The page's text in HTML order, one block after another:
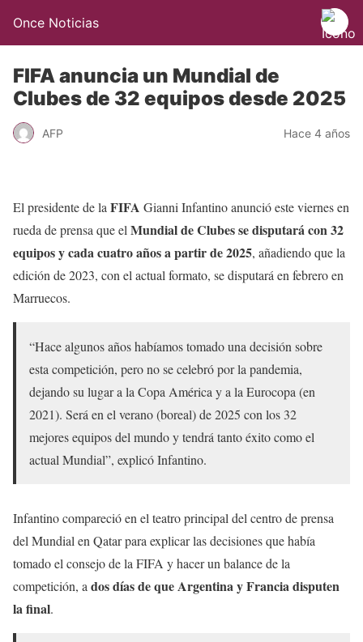
Once Noticias
FIFA anuncia un Mundial de
Clubes de 32 equipos desde 2025
AFP Hace 4 años
El presidente de la FIFA Gianni Infantino anunció este viernes en
rueda de prensa que el Mundial de Clubes se disputará con 32
equipos y cada cuatro años a partir de 2025, añadiendo que la
edición de 2023, con el actual formato, se disputará en febrero en
Marruecos.
“Hace algunos años habíamos tomado una decisión sobre
esta competición, pero no se celebró por la pandemia,
dejando su lugar a la Copa América y a la Eurocopa (en
2021). Será en el verano (boreal) de 2025 con los 32
mejores equipos del mundo y tendrá tanto éxito como el
actual Mundial”, explicó Infantino.
Infantino compareció en el teatro principal del centro de prensa
del Mundial en Qatar para explicar las decisiones que había
tomado el consejo de la FIFA y hacer un balance de la
competición, a dos días de que Argentina y Francia disputen
la final.